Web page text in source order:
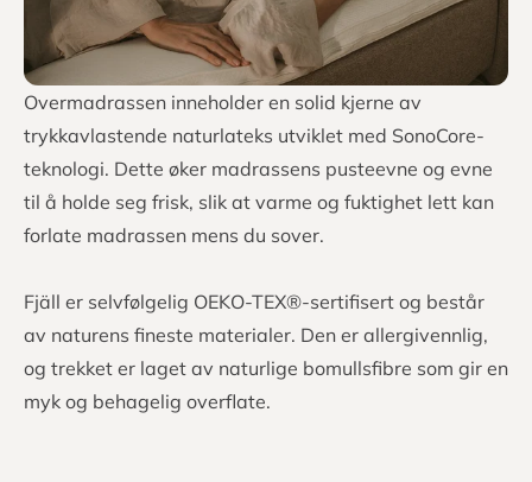
Overmadrassen inneholder en solid kjerne av
trykkavlastende naturlateks utviklet med SonoCore-
teknologi. Dette øker madrassens pusteevne og evne
til å holde seg frisk, slik at varme og fuktighet lett kan
forlate madrassen mens du sover.
Fjäll er selvfølgelig OEKO-TEX®-sertifisert og består
av naturens fineste materialer. Den er allergivennlig,
og trekket er laget av naturlige bomullsfibre som gir en
myk og behagelig overflate.